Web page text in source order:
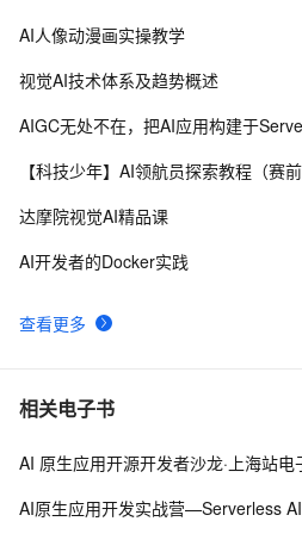
8
AI工作流！
10ModelScope联手OpenDataLab：
查看更多
AI人像动漫画实操教学
视觉AI技术体系及趋势概述
AIGC无处不在，把AI应用构建于
【科技少年】AI领航员探索教程（赛前
达摩院视觉AI精品课
AI开发者的Docker实践
相关电子书
AI 原生应用开源开发者沙龙·上海站电
AI原生应用开发实战营—Serverless